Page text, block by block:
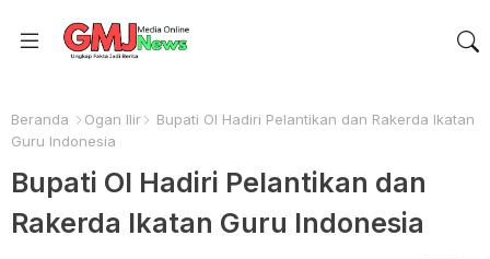
Beranda Ogan Ilir
Bupati OI Hadiri Pelantikan dan Rakerda Ikatan
Guru Indonesia
Bupati OI Hadiri Pelantikan dan
Rakerda Ikatan Guru Indonesia